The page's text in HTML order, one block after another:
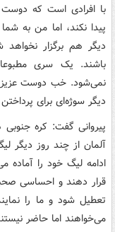
با افرادی است که دوست
پیدا نکند، اما من به
دیگر هم برگزار
باشند. یک سری
نمی‌شود. خب دوست عزیز
دیگر سوژه‌ای برای پرداختن
پیروانی گفت: کره
آلمان از چند روز دیگر
ادامه لیگ خود را
قرار دهند و احساسی
تعطیل شود و ما را
می‌خواهند اما حاضر